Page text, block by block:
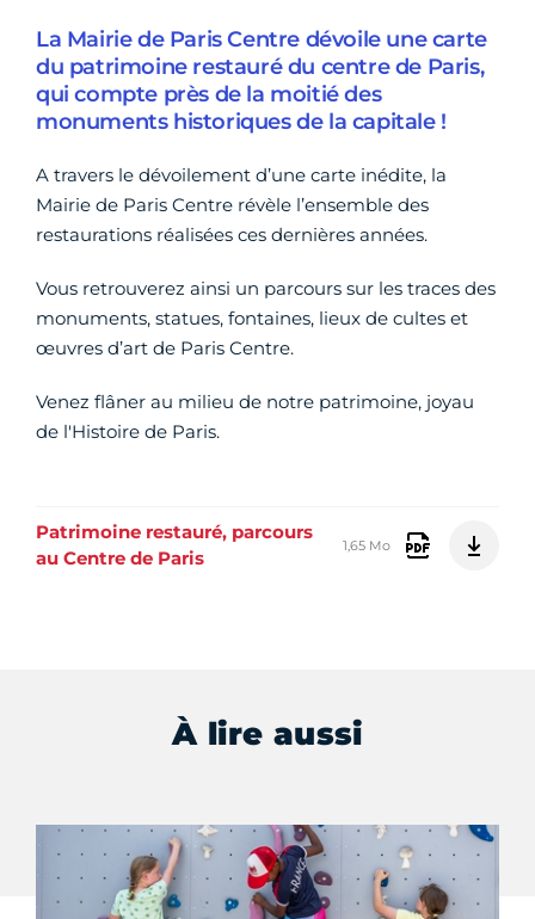
La Mairie de Paris Centre dévoile une carte
du patrimoine restauré du centre de Paris,
qui compte près de la moitié des
monuments historiques de la capitale !
A travers le dévoilement d’une carte inédite, la
Mairie de Paris Centre révèle l’ensemble des
restaurations réalisées ces dernières années.
Vous retrouverez ainsi un parcours sur les traces des
monuments, statues, fontaines, lieux de cultes et
œuvres d’art de Paris Centre.
Venez flâner au milieu de notre patrimoine, joyau
de l'Histoire de Paris.
Patrimoine restauré, parcours
au Centre de Paris
1,65 Mo
À lire aussi